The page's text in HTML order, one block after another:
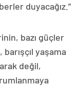
duyacağız.”
bazı güçler
yaşama
değil,